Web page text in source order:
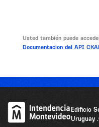
Usted también puede
Documentacion del API
Edificio
Uruguay